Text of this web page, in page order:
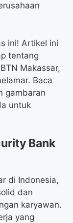
ini! Artikel ini
tentang
Makassar,
Baca
gambaran
untuk
Bank
di Indonesia,
dan
karyawan.
yang